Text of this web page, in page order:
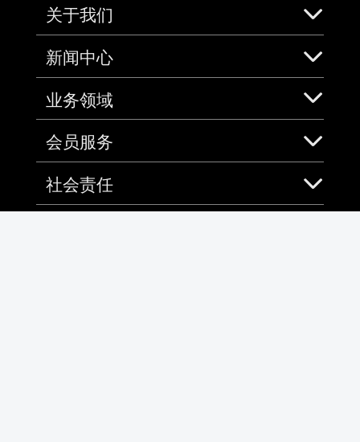
关于我们
新闻中心
业务领域
会员服务
社会责任